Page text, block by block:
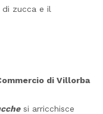
zucca e il
di Villorba
si arricchisce